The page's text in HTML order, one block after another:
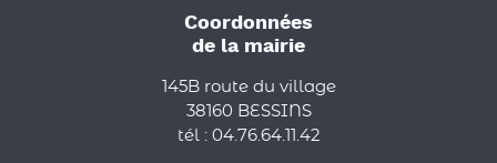
Coordonnées
de la mairie
145B route du village
38160 BESSINS
tél : 04.76.64.11.42